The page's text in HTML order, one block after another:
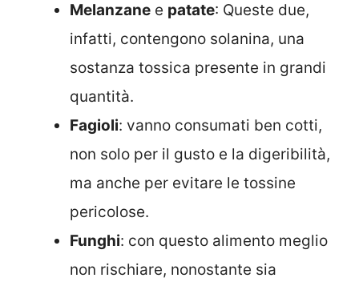
Melanzane e patate: Queste due,
infatti, contengono solanina, una
sostanza tossica presente in grandi
quantità.
Fagioli: vanno consumati ben cotti,
non solo per il gusto e la digeribilità,
ma anche per evitare le tossine
pericolose.
Funghi: con questo alimento meglio
non rischiare, nonostante sia